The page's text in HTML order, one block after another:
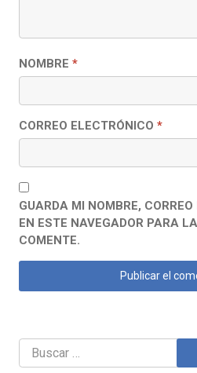
NOMBRE *
CORREO ELECTRÓNICO *
GUARDA MI NOMBRE,
EN ESTE NAVEGADOR PARA
COMENTE.
Buscar: